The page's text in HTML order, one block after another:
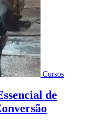
Cursos
de